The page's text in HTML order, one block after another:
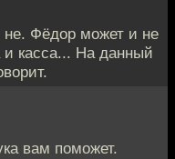
Фёдор может и не
касса... На данный
вам поможет.